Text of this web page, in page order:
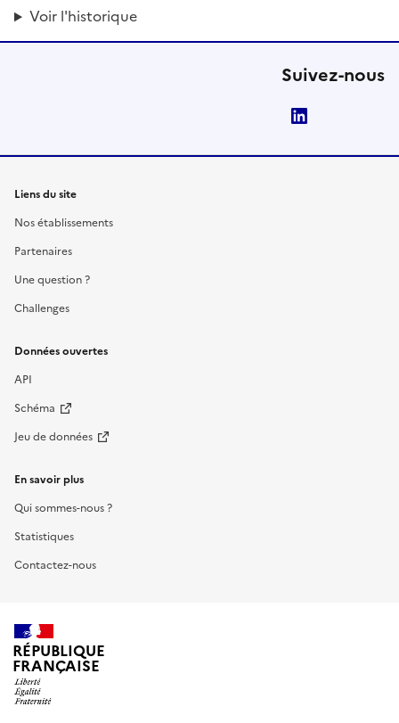
Voir l'historique
Suivez-nous
Liens du site
Nos établissements
Partenaires
Une question ?
Challenges
Données ouvertes
API
Schéma
Jeu de données
En savoir plus
Qui sommes-nous ?
Statistiques
Contactez-nous
RÉPUBLIQUE
FRANÇAISE